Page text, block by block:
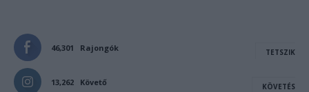
46,301 Rajongók TETSZIK
13,262 Követő KÖVETÉS